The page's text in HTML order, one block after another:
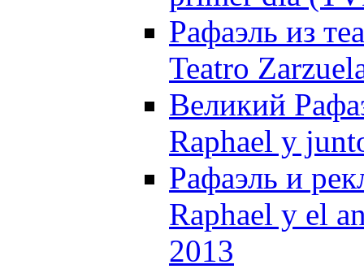
Рафаэль из
Teatro
Великий
Raphael y
Рафаэль и
Raphael y el
2013